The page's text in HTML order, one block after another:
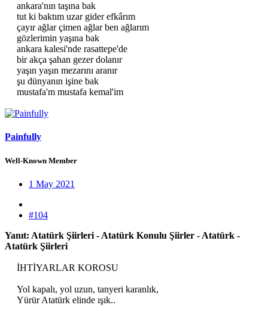
ankara'nın taşına bak
tut ki baktım uzar gider efkârım
çayır ağlar çimen ağlar ben ağlarım
gözlerimin yaşına bak
ankara kalesi'nde rasattepe'de
bir akça şahan gezer dolanır
yaşın yaşın mezarını aranır
şu dünyanın işine bak
mustafa'm mustafa kemal'im​
Painfully
Well-Known Member
1 May 2021
#104
Yanıt: Atatürk Şiirleri - Atatürk Konulu Şiirler - Atatürk -
Atatürk Şiirleri
İHTİYARLAR KOROSU
Yol kapalı, yol uzun, tanyeri karanlık,
Yürür Atatürk elinde ışık..